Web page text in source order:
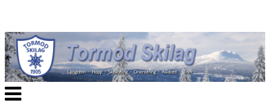
Veksle
navigasjon